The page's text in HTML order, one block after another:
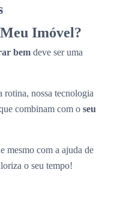
Imóvel?
bem deve ser uma
rotina, nossa tecnologia
combinam com o seu
mesmo com a ajuda de
o seu tempo!